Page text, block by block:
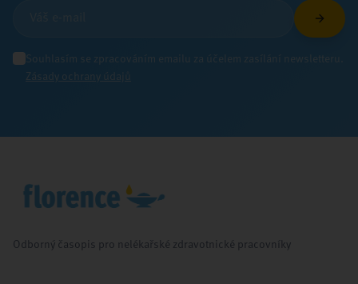
Souhlasím se zpracováním emailu za účelem zasílání newsletteru.
Zásady ochrany údajů
Odborný časopis pro nelékařské zdravotnické pracovníky